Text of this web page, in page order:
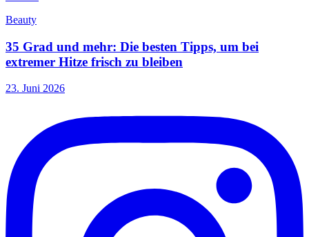
Beauty
35 Grad und mehr: Die besten Tipps, um bei
extremer Hitze frisch zu bleiben
23. Juni 2026